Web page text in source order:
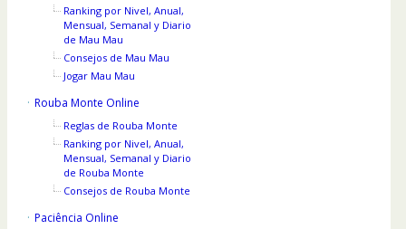
Ranking por Nivel, Anual,
Mensual, Semanal y Diario
de Mau Mau
Consejos de Mau Mau
Jogar Mau Mau
Rouba Monte Online
Reglas de Rouba Monte
Ranking por Nivel, Anual,
Mensual, Semanal y Diario
de Rouba Monte
Consejos de Rouba Monte
Paciência Online